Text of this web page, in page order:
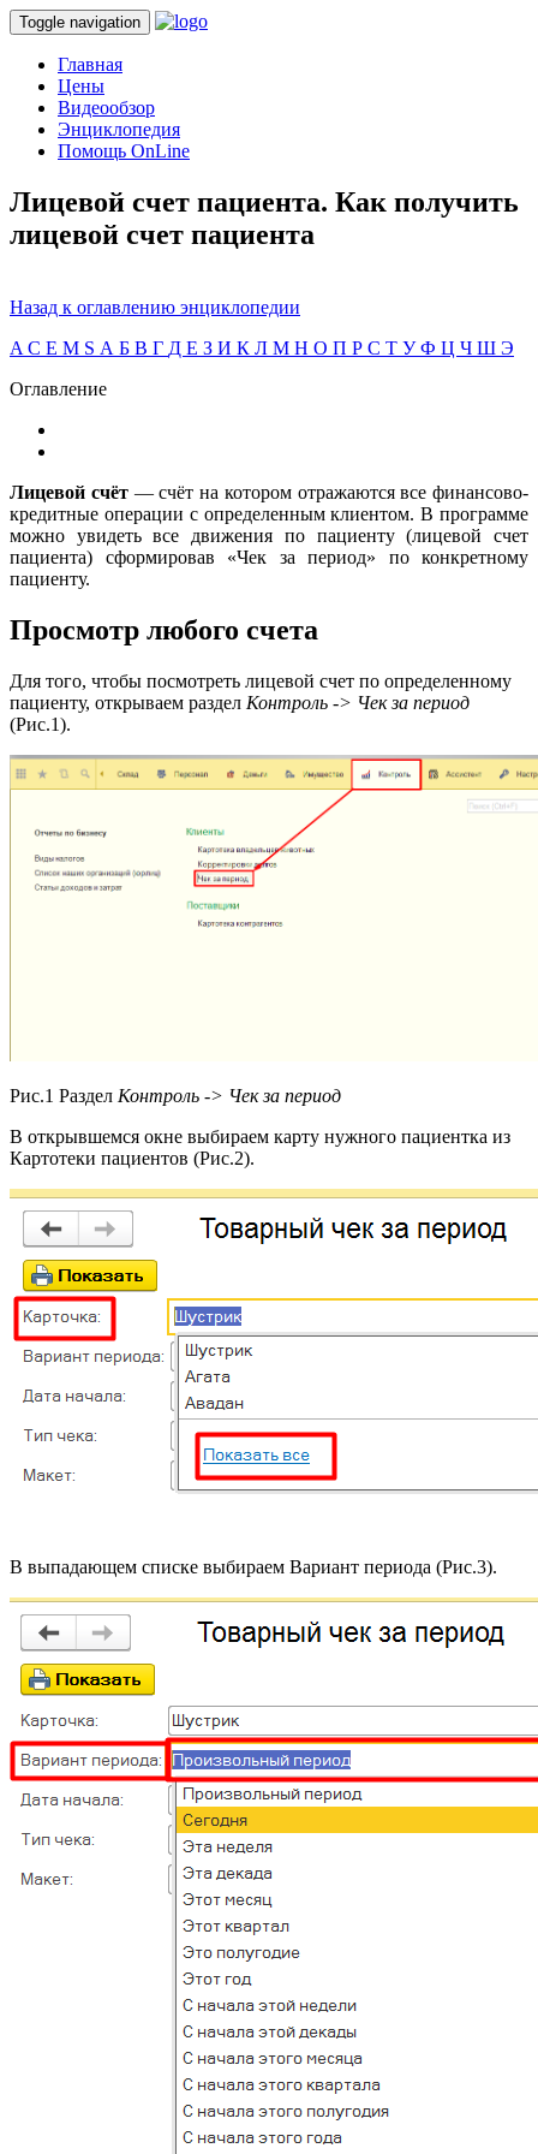
Toggle navigation
Главная
Цены
Видеообзор
Энциклопедия
Помощь OnLine
Лицевой счет пациента. Как получить
лицевой счет пациента
Назад к оглавлению энциклопедии
A C E M S А Б В Г Д Е З И К Л М Н О П Р С Т УФ Ц Ч Ш Э
Оглавление
Лицевой счёт— счёт на котором отражаются все финансово-
кредитные операции с определенным клиентом. В программе
можно увидеть все движения по пациенту (лицевой счет
пациента) сформировав «Чек за период» по конкретному
пациенту.
Просмотр любого счета
Для того, чтобы посмотреть лицевой счет по определенному
пациенту, открываем раздел Контроль -> Чек за период
(Рис.1).
Рис.1 Раздел Контроль -> Чек за период
В открывшемся окне выбираем карту нужного пациентка из
Картотеки пациентов (Рис.2).
В выпадающем списке выбираем Вариант периода (Рис.3).